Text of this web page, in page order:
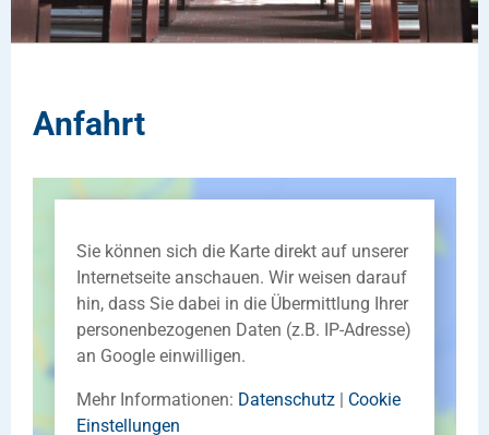
Anfahrt
Sie können sich die Karte direkt auf unserer
Internetseite anschauen. Wir weisen darauf
hin, dass Sie dabei in die Übermittlung Ihrer
personenbezogenen Daten (z.B. IP-Adresse)
an Google einwilligen.
Mehr Informationen: Datenschutz | Cookie
Einstellungen